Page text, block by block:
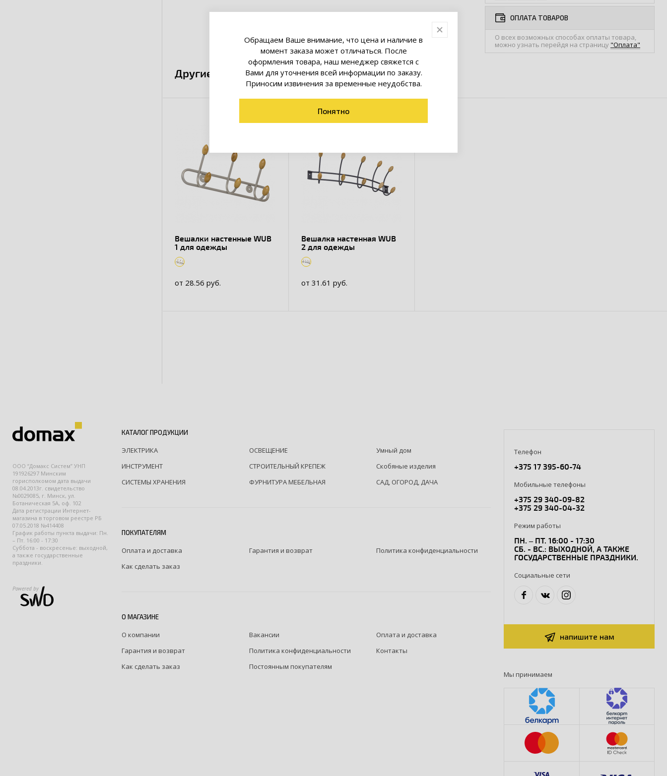
ОПЛАТА ТОВАРОВ
О всех возможных способах оплаты товара,
можно узнать перейдя на страницу "Оплата"
Другие товары коллекции
Вешалки настенные WUB
1 для одежды
от 28.56 руб.
Вешалка настенная WUB
2 для одежды
от 31.61 руб.
ООО “Домакс Систем” УНП
191926297 Минским
горисполкомом дата выдачи
08.04.2013г. свидетельство
№0029085, г. Минск, ул.
Ботаническая 5А, оф. 102
Дата регистрации Интернет-
магазина в торговом реестре РБ
07.05.2018 №414408
График работы пункта выдачи: Пн.
– Пт. 16:00 - 17:30
Суббота - воскресенье: выходной,
а также государственные
праздники.
Powered by
КАТАЛОГ ПРОДУКЦИИ
ЭЛЕКТРИКА ОСВЕЩЕНИЕ
Умный дом
ИНСТРУМЕНТ
СТРОИТЕЛЬНЫЙ КРЕПЕЖ
Скобяные изделия
СИСТЕМЫ ХРАНЕНИЯ
ФУРНИТУРА МЕБЕЛЬНАЯ САД, ОГОРОД, ДАЧА
ПОКУПАТЕЛЯМ
Оплата и доставка Гарантия и возврат
Политика конфиденциальности
Как сделать заказ
О МАГАЗИНЕ
О компании Вакансии
Оплата и доставка
Гарантия и возврат
Политика конфиденциальности
Контакты
Как сделать заказ
Постоянным покупателям
Телефон
+375 17 395-60-74
Мобильные телефоны
+375 29 340-09-82
+375 29 340-04-32
Режим работы
ПН. – ПТ. 16:00 - 17:30
СБ. - ВС.: ВЫХОДНОЙ, А ТАКЖЕ
ГОСУДАРСТВЕННЫЕ ПРАЗДНИКИ.
Социальные сети
напишите нам
Мы принимаем
Обращаем Ваше внимание, что цена и наличие в
момент заказа может отличаться. После
оформления товара, наш менеджер свяжется с
Вами для уточнения всей информации по заказу.
Приносим извинения за временные неудобства.
Понятно